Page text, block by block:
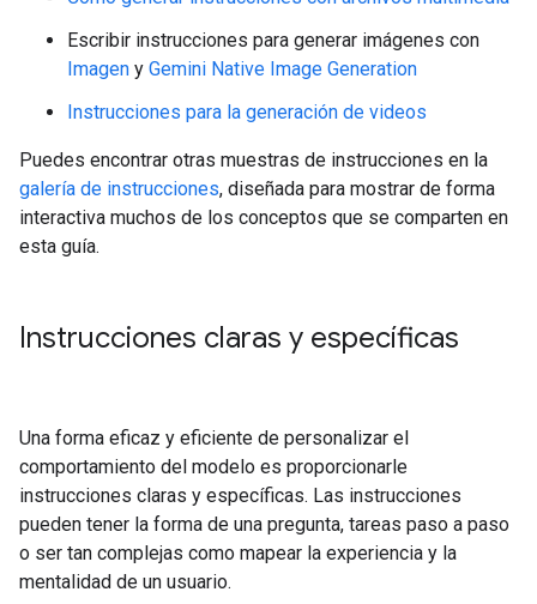
Escribir instrucciones para generar imágenes con
Imagen y Gemini Native Image Generation
Instrucciones para la generación de videos
Puedes encontrar otras muestras de instrucciones en la
galería de instrucciones, diseñada para mostrar de forma
interactiva muchos de los conceptos que se comparten en
esta guía.
Instrucciones claras y específicas
Una forma eficaz y eficiente de personalizar el
comportamiento del modelo es proporcionarle
instrucciones claras y específicas. Las instrucciones
pueden tener la forma de una pregunta, tareas paso a paso
o ser tan complejas como mapear la experiencia y la
mentalidad de un usuario.